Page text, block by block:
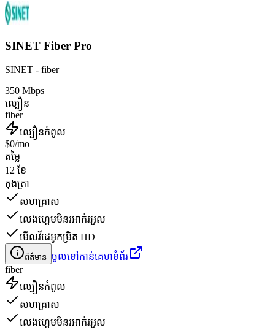
SINET Fiber Pro
SINET - fiber
350 Mbps
ល្បឿន
fiber
ល្បឿនកំពូល
$0/mo
តម្លៃ
12 ខែ
កុងត្រា
សហគ្រាស
លេងហ្គេមមិនរអាក់រអួល
មើលវីដេអូកម្រិត HD
ព័ត៌មាន ចូលទៅកាន់គេហទំព័រ
fiber
ល្បឿនកំពូល
សហគ្រាស
លេងហ្គេមមិនរអាក់រអួល